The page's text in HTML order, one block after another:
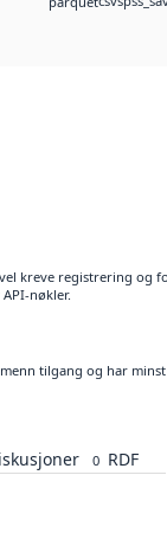
kreve registrering og
nøkler.
tilgang og har
0 RDF